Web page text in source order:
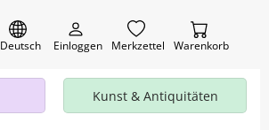
Deutsch Einloggen Merkzettel Warenkorb
Kunst & Antiquitäten